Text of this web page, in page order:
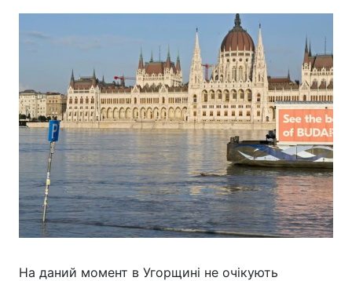
На даний момент в Угорщині не очікують